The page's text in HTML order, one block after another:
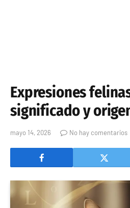
Expresiones
significado y
mayo 14, 2026 No hay comentarios